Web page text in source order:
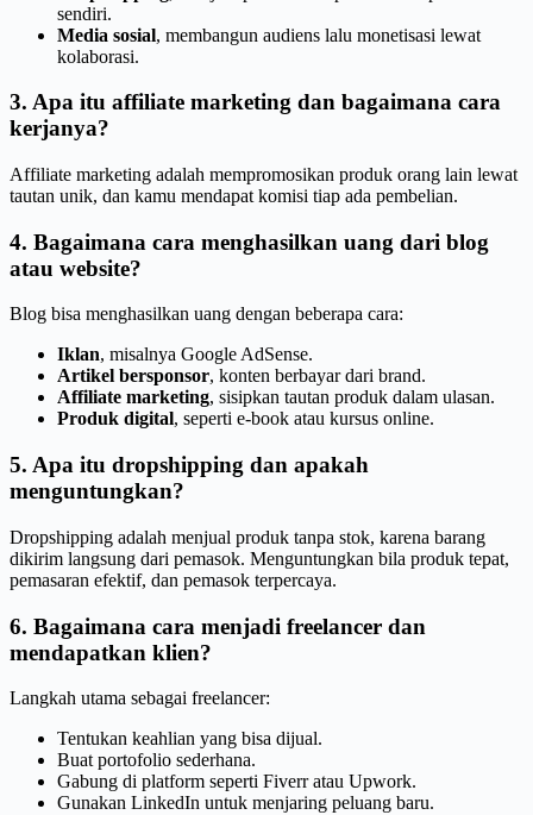
sendiri.
Media sosial, membangun audiens lalu monetisasi lewat
kolaborasi.
3. Apa itu affiliate marketing dan bagaimana cara
kerjanya?
Affiliate marketing adalah mempromosikan produk orang lain lewat
tautan unik, dan kamu mendapat komisi tiap ada pembelian.
4. Bagaimana cara menghasilkan uang dari blog
atau website?
Blog bisa menghasilkan uang dengan beberapa cara:
Iklan, misalnya Google AdSense.
Artikel bersponsor, konten berbayar dari brand.
Affiliate marketing, sisipkan tautan produk dalam ulasan.
Produk digital, seperti e-book atau kursus online.
5. Apa itu dropshipping dan apakah
menguntungkan?
Dropshipping adalah menjual produk tanpa stok, karena barang
dikirim langsung dari pemasok. Menguntungkan bila produk tepat,
pemasaran efektif, dan pemasok terpercaya.
6. Bagaimana cara menjadi freelancer dan
mendapatkan klien?
Langkah utama sebagai freelancer:
Tentukan keahlian yang bisa dijual.
Buat portofolio sederhana.
Gabung di platform seperti Fiverr atau Upwork.
Gunakan LinkedIn untuk menjaring peluang baru.